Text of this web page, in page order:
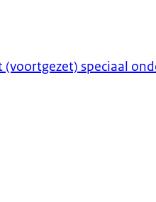
speciaal